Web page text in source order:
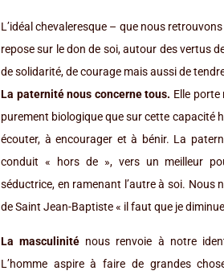
L’idéal chevaleresque – que nous
repose sur le don de soi, autour des vertus
de solidarité, de courage mais aussi de
La paternité nous concerne tous. Elle
purement biologique que sur cette capacité
écouter, à encourager et à bénir. La
conduit « hors de », vers un meilleur
séductrice, en ramenant l’autre à soi. Nous
de Saint Jean-Baptiste « il faut que je
La masculinité nous renvoie à notre
L’homme aspire à faire de grandes